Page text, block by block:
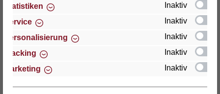
D-27432 Bremervörde
Telefon: (04761) 979-0
E-Mail: info@lattoflex.com
Statistiken
Inaktiv
Service
Inaktiv
Personalisierung
Inaktiv
Tracking
Inaktiv
Marketing
Inaktiv